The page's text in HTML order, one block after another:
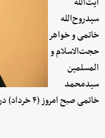
سیدروح‌الله
خاتمی و خواهر
حجت‌الاسلام و
المسلمین
سیدمحمد
خاتمی صبح امروز (۴ خرداد)‌ درگذشت.